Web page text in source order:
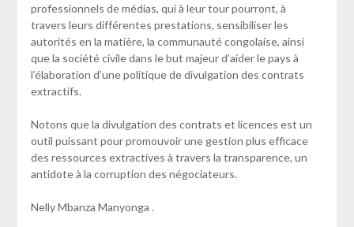
professionnels de médias, qui à leur tour pourront, à
travers leurs différentes prestations, sensibiliser les
autorités en la matière, la communauté congolaise, ainsi
que la société civile dans le but majeur d’aider le pays à
l’élaboration d’une politique de divulgation des contrats
extractifs.
Notons que la divulgation des contrats et licences est un
outil puissant pour promouvoir une gestion plus efficace
des ressources extractives à travers la transparence, un
antidote à la corruption des négociateurs.
Nelly Mbanza Manyonga .